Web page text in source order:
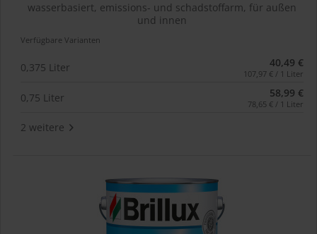
wasserbasiert, emissions- und schadstoffarm, für außen
und innen
Verfügbare Varianten
0,375 Liter 40,49 €
107,97 € / 1 Liter
0,75 Liter 58,99 €
78,65 € / 1 Liter
2 weitere